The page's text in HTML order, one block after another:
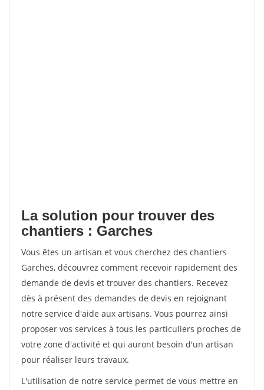
La solution pour trouver des
chantiers : Garches
Vous êtes un artisan et vous cherchez des chantiers
Garches, découvrez comment recevoir rapidement des
demande de devis et trouver des chantiers. Recevez
dès à présent des demandes de devis en rejoignant
notre service d'aide aux artisans. Vous pourrez ainsi
proposer vos services à tous les particuliers proches de
votre zone d'activité et qui auront besoin d'un artisan
pour réaliser leurs travaux.
L'utilisation de notre service permet de vous mettre en